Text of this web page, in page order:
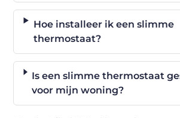
Hoe installeer ik een slimme
thermostaat?
Is een slimme thermostaat
voor mijn woning?